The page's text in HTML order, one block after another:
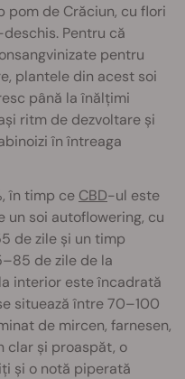
de Crăciun, cu flori
Pentru că
pentru
plantele din acest soi
până la înălțimi
ritm de dezvoltare și
în întreaga
în timp ce CBD-ul este
soi autoflowering, cu
de zile și un timp
de zile de la
interior este încadrată
situează între 70–100
de mircen, farnesen,
clar și proaspăt, o
și o notă piperată